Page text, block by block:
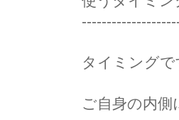
タイミング
ご自身の内